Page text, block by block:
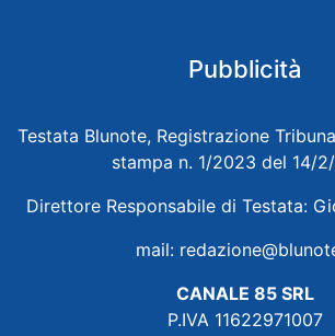
Pubblicità
Testata Blunote, Registrazione
stampa n. 1/2023 del 14/
Direttore Responsabile di Testata:
mail:
CANALE 85 SRL
P.IVA 11622971007